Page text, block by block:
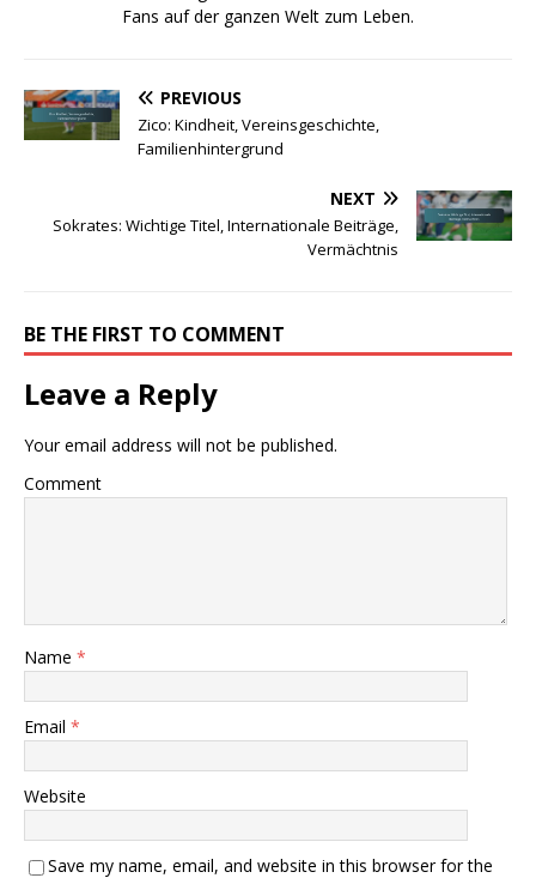
Fans auf der ganzen Welt zum Leben.
PREVIOUS
Zico: Kindheit, Vereinsgeschichte,
Familienhintergrund
NEXT
Sokrates: Wichtige Titel, Internationale Beiträge,
Vermächtnis
BE THE FIRST TO COMMENT
Leave a Reply
Your email address will not be published.
Comment
Name *
Email *
Website
Save my name, email, and website in this browser for the